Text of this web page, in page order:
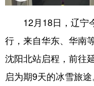
浙江 安徽
山东 河南
四川 贵州
12月18日，辽宁
行，来自华东、华南
沈阳北站启程，前往
启为期9天的冰雪旅途